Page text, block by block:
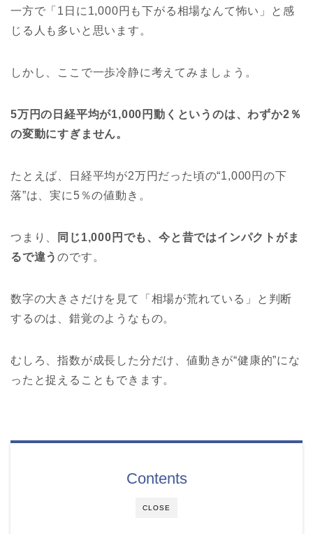
一方で「1日に1,000円も下がる相場なんて怖い」と感
じる人も多いと思います。
しかし、ここで一歩冷静に考えてみましょう。
5万円の日経平均が1,000円動くというのは、わずか2％
の変動にすぎません。
たとえば、日経平均が2万円だった頃の“1,000円の下
落”は、実に5％の値動き。
つまり、
同じ1,000円でも、今と昔ではインパクトがま
るで違うのです。
数字の大きさだけを見て「相場が荒れている」と判断
するのは、錯覚のようなもの。
むしろ、指数が成長した分だけ、値動きが“健康的”にな
ったと捉えることもできます。
CLOSE
Contents